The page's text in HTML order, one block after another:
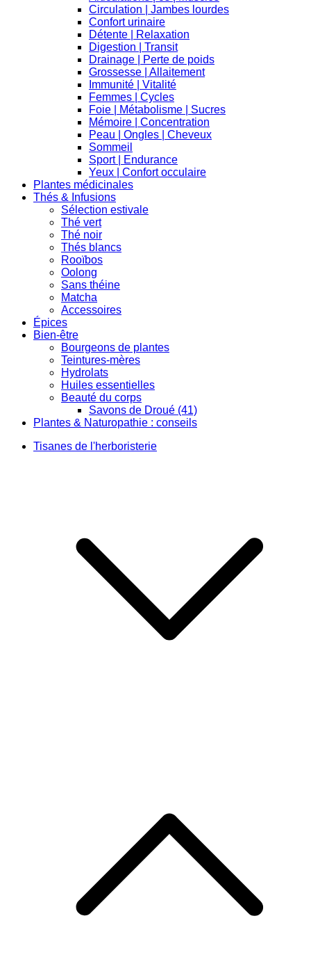
Circulation | Jambes lourdes
Confort urinaire
Détente | Relaxation
Digestion | Transit
Drainage | Perte de poids
Grossesse | Allaitement
Immunité | Vitalité
Femmes | Cycles
Foie | Métabolisme | Sucres
Mémoire | Concentration
Peau | Ongles | Cheveux
Sommeil
Sport | Endurance
Yeux | Confort occulaire
Plantes médicinales
Thés & Infusions
Sélection estivale
Thé vert
Thé noir
Thés blancs
Rooïbos
Oolong
Sans théine
Matcha
Accessoires
Épices
Bien-être
Bourgeons de plantes
Teintures-mères
Hydrolats
Huiles essentielles
Beauté du corps
Savons de Droué (41)
Plantes & Naturopathie : conseils
Tisanes de l'herboristerie